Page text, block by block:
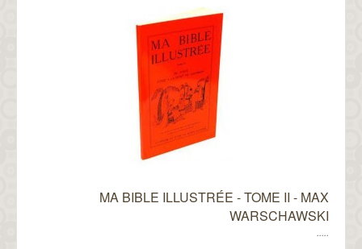
MA BIBLE ILLUSTRÉE - TOME II - MAX
WARSCHAWSKI
.....